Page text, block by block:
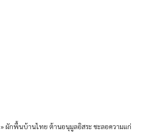
»ผักพื้นบ้านไทย ต้านอนุมูลอิสระ ชะลอความแก่